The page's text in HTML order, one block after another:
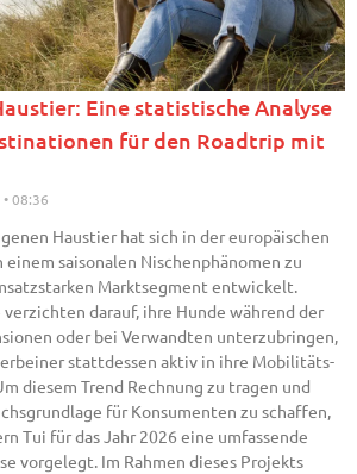
Eine statistische Analyse
für den Roadtrip mit
08:36
Haustier hat sich in der europäischen
einem saisonalen Nischenphänomen zu
Marktsegment entwickelt.
darauf, ihre Hunde während der
oder bei Verwandten unterzubringen,
stattdessen aktiv in ihre Mobilitäts-
diesem Trend Rechnung zu tragen und
für Konsumenten zu schaffen,
Tui für das Jahr 2026 eine umfassende
vorgelegt. Im Rahmen dieses Projekts